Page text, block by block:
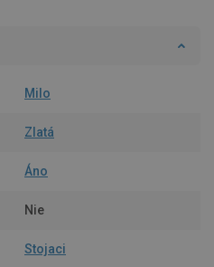
Milo
Zlatá
Áno
Nie
Stojaci